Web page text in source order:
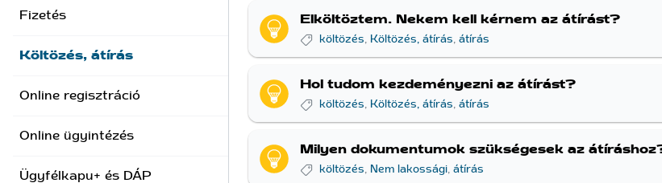
Fizetés
Költözés, átírás
Online regisztráció
Online ügyintézés
Ügyfélkapu+ és DÁP
Elköltöztem. Nekem kell kérnem az átírást?
költözés, Költözés, átírás, átírás
Hol tudom kezdeményezni az átírást?
költözés, Költözés, átírás, átírás
Milyen dokumentumok szükségesek az
költözés, Nem lakossági, átírás